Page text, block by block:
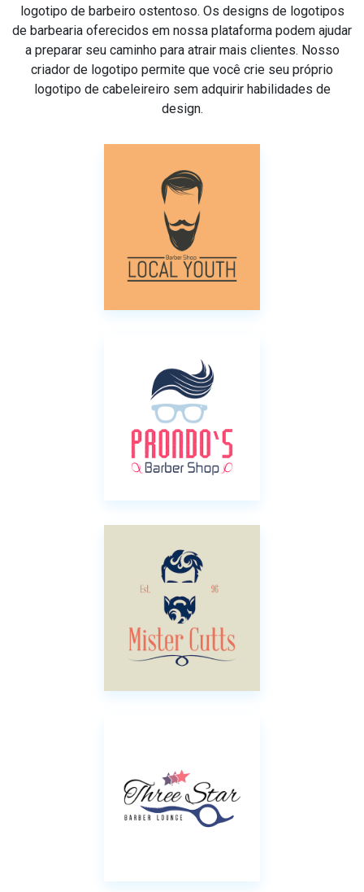
logotipo de barbeiro ostentoso. Os designs de logotipos
de barbearia oferecidos em nossa plataforma podem ajudar
a preparar seu caminho para atrair mais clientes. Nosso
criador de logotipo permite que você crie seu próprio
logotipo de cabeleireiro sem adquirir habilidades de
design.